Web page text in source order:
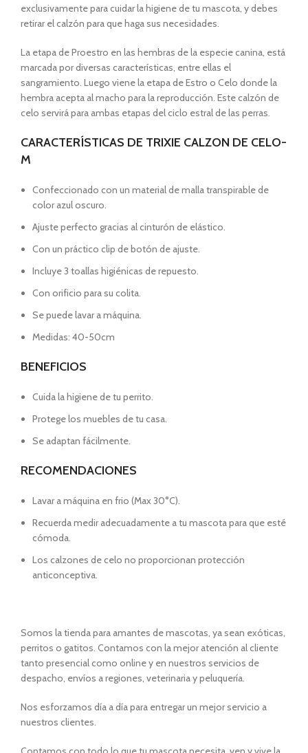
exclusivamente para cuidar la higiene de tu mascota, y debes
retirar el calzón para que haga sus necesidades.
La etapa de Proestro en las hembras de la especie canina, está
marcada por diversas características, entre ellas el
sangramiento. Luego viene la etapa de Estro o Celo donde la
hembra acepta al macho para la reproducción. Este calzón de
celo servirá para ambas etapas del ciclo estral de las perras.
CARACTERÍSTICAS DE TRIXIE CALZON DE CELO-
M
Confeccionado con un material de malla transpirable de
color azul oscuro.
Ajuste perfecto gracias al cinturón de elástico.
Con un práctico clip de botón de ajuste.
Incluye 3 toallas higiénicas de repuesto.
Con orificio para su colita.
Se puede lavar a máquina.
Medidas: 40-50cm
BENEFICIOS
Cuida la higiene de tu perrito.
Protege los muebles de tu casa.
Se adaptan fácilmente.
RECOMENDACIONES
Lavar a máquina en frio (Max 30°C).
Recuerda medir adecuadamente a tu mascota para que esté
cómoda.
Los calzones de celo no proporcionan protección
anticonceptiva.
Somos la tienda para amantes de mascotas, ya sean exóticas,
perritos o gatitos. Contamos con la mejor atención al cliente
tanto presencial como online y en nuestros servicios de
despacho, envíos a regiones, veterinaria y peluquería.
Nos esforzamos día a día para entregar un mejor servicio a
nuestros clientes.